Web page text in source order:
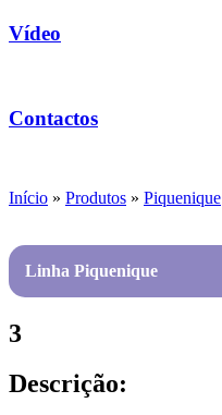
Vídeo
Contactos
Início » Produtos » Piquenique
Linha Piquenique
3
Descrição: